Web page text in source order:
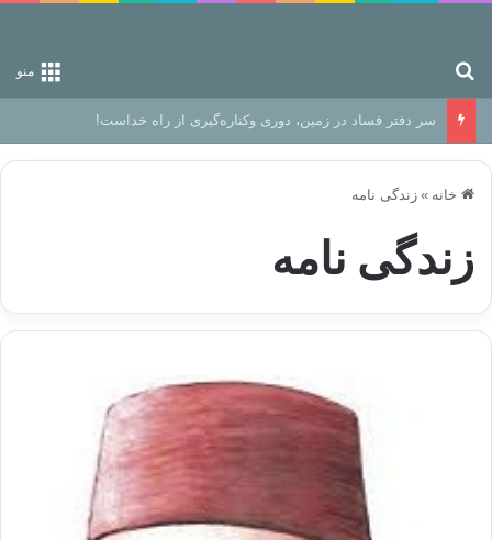
منو
رهایی از زندانِ اوهام
خانه » زندگی نامه
زندگی نامه